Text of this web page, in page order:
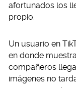
afortunados los
propio.
Un usuario en
en donde
compañeros
imágenes no